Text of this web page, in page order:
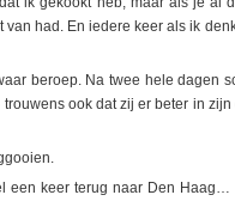
had. En iedere keer als ik
beroep. Na twee hele dagen
ook dat zij er beter in
keer terug naar Den Haag…